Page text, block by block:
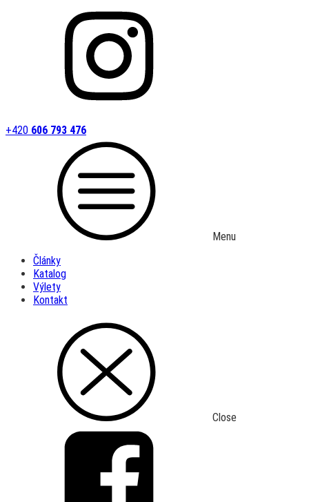
+420 606 793 476
Menu
Články
Katalog
Výlety
Kontakt
Close